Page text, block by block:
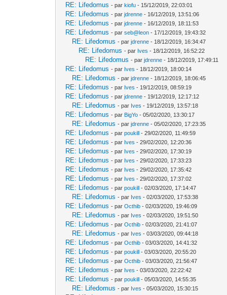
RE: Lifedomus - parkiofu - 15/12/2019, 22:03:01
RE: Lifedomus - parjdrenne - 16/12/2019, 13:51:06
RE: Lifedomus - parjdrenne - 16/12/2019, 18:11:53
RE: Lifedomus - parseb@leon - 17/12/2019, 19:43:32
RE: Lifedomus - parjdrenne - 18/12/2019, 16:34:47
RE: Lifedomus - par Ives - 18/12/2019, 16:52:22
RE: Lifedomus - parjdrenne - 18/12/2019, 17:49:11
RE: Lifedomus - par Ives - 18/12/2019, 18:00:14
RE: Lifedomus - parjdrenne - 18/12/2019, 18:06:45
RE: Lifedomus - par Ives - 19/12/2019, 08:59:19
RE: Lifedomus - parjdrenne - 19/12/2019, 12:17:12
RE: Lifedomus - par Ives - 19/12/2019, 13:57:18
RE: Lifedomus - par BigYo - 05/02/2020, 13:30:17
RE: Lifedomus - parjdrenne - 05/02/2020, 17:23:35
RE: Lifedomus - parpoukill - 29/02/2020, 11:49:59
RE: Lifedomus - par Ives - 29/02/2020, 12:20:36
RE: Lifedomus - par Ives - 29/02/2020, 17:30:19
RE: Lifedomus - par Ives - 29/02/2020, 17:33:23
RE: Lifedomus - par Ives - 29/02/2020, 17:35:42
RE: Lifedomus - par Ives - 29/02/2020, 17:37:02
RE: Lifedomus - parpoukill - 02/03/2020, 17:14:47
RE: Lifedomus - par Ives - 02/03/2020, 17:53:38
RE: Lifedomus - parOcthib - 02/03/2020, 19:46:09
RE: Lifedomus - par Ives - 02/03/2020, 19:51:50
RE: Lifedomus - parOcthib - 02/03/2020, 21:41:07
RE: Lifedomus - par Ives - 03/03/2020, 09:44:18
RE: Lifedomus - parOcthib - 03/03/2020, 14:41:32
RE: Lifedomus - parpoukill - 03/03/2020, 20:55:20
RE: Lifedomus - parOcthib - 03/03/2020, 21:56:47
RE: Lifedomus - par Ives - 03/03/2020, 22:22:42
RE: Lifedomus - parpoukill - 05/03/2020, 14:55:35
RE: Lifedomus - par Ives - 05/03/2020, 15:30:15